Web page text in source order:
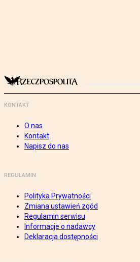
KONTAKT
O nas
Kontakt
Napisz do nas
REGULAMIN
Polityka Prywatności
Zmiana ustawień zgód
Regulamin serwisu
Informacje o nadawcy
Deklaracja dostępności